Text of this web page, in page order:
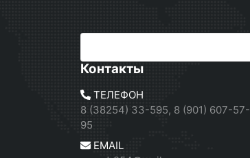
Контакты
ТЕЛЕФОН
8 (38254) 33-595, 8 (901) 607-57-
95
EMAIL